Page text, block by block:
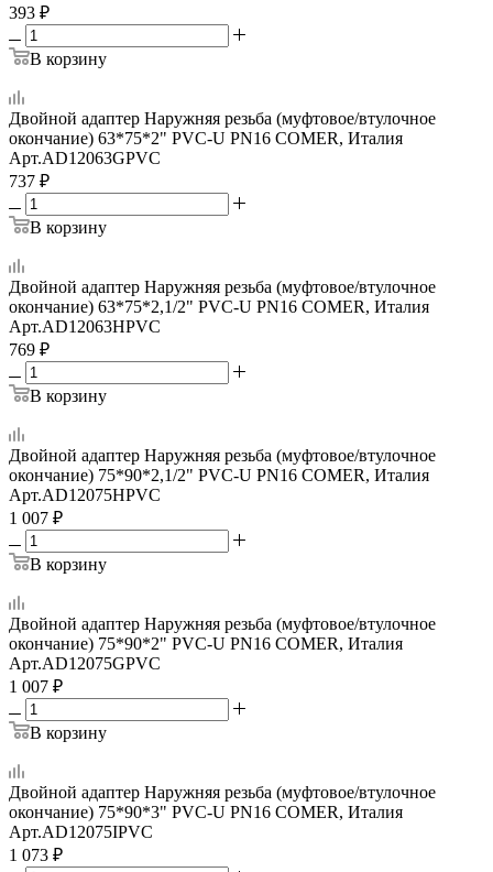
393 ₽
В корзину
Двойной адаптер Наружняя резьба (муфтовое/втулочное
окончание) 63*75*2" PVC-U PN16 COMER, Италия
Арт.AD12063GPVC
737 ₽
В корзину
Двойной адаптер Наружняя резьба (муфтовое/втулочное
окончание) 63*75*2,1/2" PVC-U PN16 COMER, Италия
Арт.AD12063HPVC
769 ₽
В корзину
Двойной адаптер Наружняя резьба (муфтовое/втулочное
окончание) 75*90*2,1/2" PVC-U PN16 COMER, Италия
Арт.AD12075HPVC
1 007 ₽
В корзину
Двойной адаптер Наружняя резьба (муфтовое/втулочное
окончание) 75*90*2" PVC-U PN16 COMER, Италия
Арт.AD12075GPVC
1 007 ₽
В корзину
Двойной адаптер Наружняя резьба (муфтовое/втулочное
окончание) 75*90*3" PVC-U PN16 COMER, Италия
Арт.AD12075IPVC
1 073 ₽